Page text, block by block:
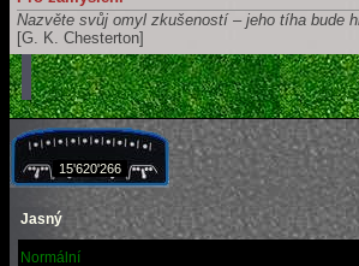
Nazvěte svůj omyl zkušeností – jeho tíha bude
[G. K. Chesterton]
15'620'266
Jasný
Normální